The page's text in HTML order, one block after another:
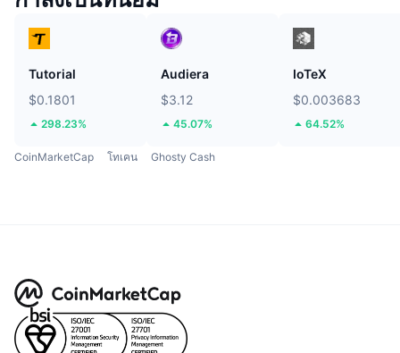
Tutorial
$0.1801
298.23%
Audiera
$3.12
45.07%
IoTeX
$0.003683
64.52%
CoinMarketCap โทเคน Ghosty Cash